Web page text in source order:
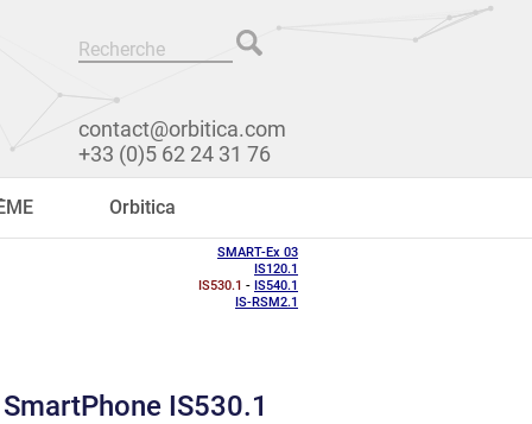
contact@orbitica.com
+33 (0)5 62 24 31 76
Orbitica
SMART-Ex 03
IS120.1
IS530.1 - IS540.1
IS-RSM2.1
SmartPhone IS530.1